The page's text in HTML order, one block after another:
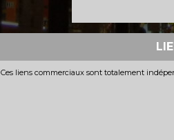
Ces liens commerciaux sont totalement